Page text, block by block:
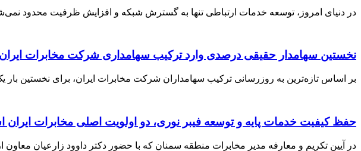
در دنیای امروز، توسعه خدمات ارتباطی تنها به گسترش شبکه و افزایش ظرفیت محدود
نخستین سهامدار حقیقی درصدی وارد ترکیب سهامداری شرکت مخابرات
بر اساس تازه‌ترین به‌ روزرسانی ترکیب سهامداران شرکت مخابرات ایران، برای نخستین بار یک
حفظ کیفیت خدمات پایه و توسعه فیبر نوری، دو اولویت اصلی مخابرات
در آیین تکریم و معارفه مدیر مخابرات منطقه سمنان که با حضور دکتر داوود زارعیان